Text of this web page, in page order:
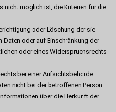
nicht möglich ist, die Kriterien für die
oder Löschung der sie
oder auf Einschränkung der
oder eines Widerspruchsrechts
bei einer Aufsichtsbehörde
nicht bei der betroffenen Person
über die Herkunft der